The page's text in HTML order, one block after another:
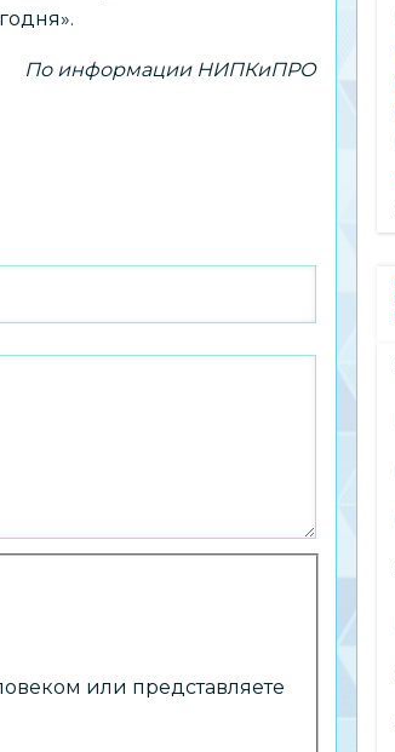
По информации НИПКиПРО
или представляете